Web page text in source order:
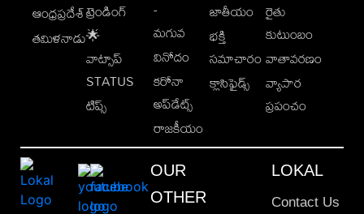
ఆంధ్రప్రదేశ్
తమిళనాడు
ట్రెండింగ్
🌟
వాట్సాప్
STATUS
టిప్స్
-
మగువ
వినోదం
కరోనా
అప్‌డేట్స్
రాజకీయం
జాతీయం
భక్తి
సమాచారం
క్లాసిఫైడ్స్
రైతు
కుటుంబం
వాతావరణం
వ్యాపార
ప్రపంచం
OUR
OTHER
LOKAL
Contact Us